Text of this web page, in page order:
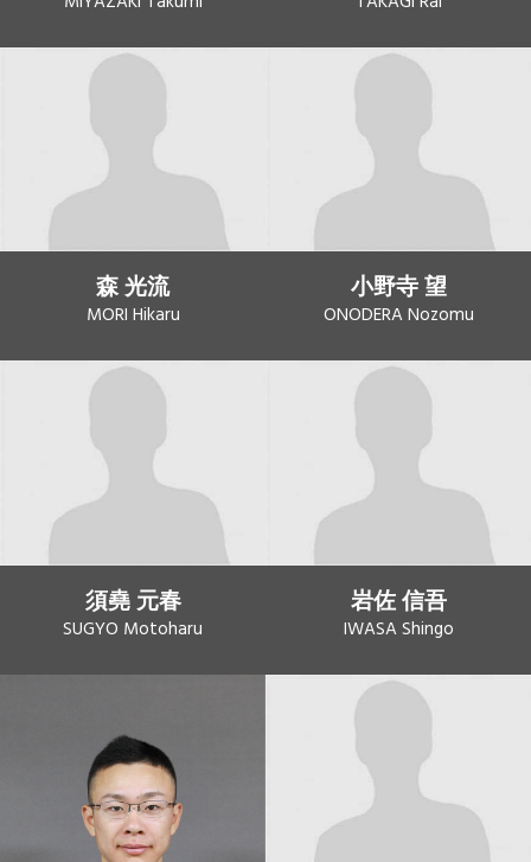
森 光流
MORI Hikaru
小野寺 望
ONODERA Nozomu
須堯 元春
SUGYO Motoharu
岩佐 信吾
IWASA Shingo